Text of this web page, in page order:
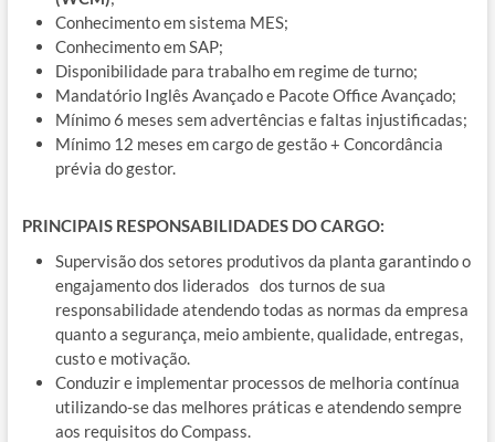
Conhecimento em sistema MES;
Conhecimento em SAP;
Disponibilidade para trabalho em regime de turno;
Mandatório Inglês Avançado e Pacote Office Avançado;
Mínimo 6 meses sem advertências e faltas injustificadas;
Mínimo 12 meses em cargo de gestão + Concordância
prévia do gestor.
PRINCIPAIS RESPONSABILIDADES DO CARGO:
Supervisão dos setores produtivos da planta garantindo o
engajamento dos liderados dos turnos de sua
responsabilidade atendendo todas as normas da empresa
quanto a segurança, meio ambiente, qualidade, entregas,
custo e motivação.
Conduzir e implementar processos de melhoria contínua
utilizando-se das melhores práticas e atendendo sempre
aos requisitos do Compass.